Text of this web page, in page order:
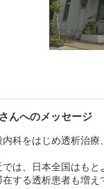
んへのメッセージ
内科をはじめ透析治
では、日本全国はも
在する透析患者も増え